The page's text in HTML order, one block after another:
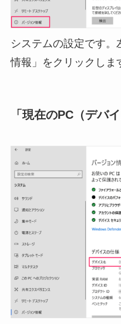
システムの設定です
情報」をクリックしま
「現在のPC（デバ